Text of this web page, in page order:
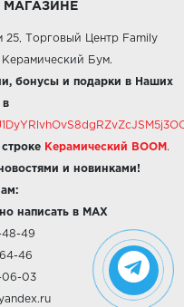
25, Торговый Центр Family
Бум.
бонусы и подарки в Наших
в
Керамический BOOM .
и новинками!
написать в MAX
49
46
06-03